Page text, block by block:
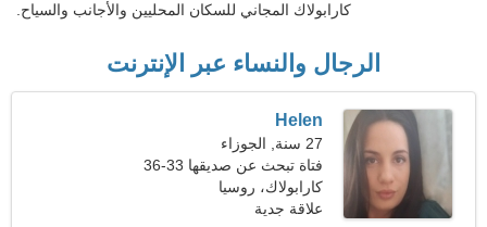
كارابولاك المجاني للسكان المحليين والأجانب والسياح.
الرجال والنساء عبر الإنترنت
Helen
27 سنة, الجوزاء
فتاة تبحث عن صديقها 33-36
كارابولاك، روسيا
علاقة جدية